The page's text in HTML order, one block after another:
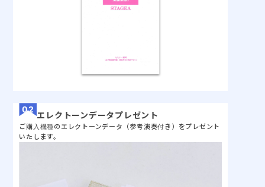
エレクトーンデータプレゼント
ご購入機種のエレクトーンデータ（参考演奏付き）をプレゼント
いたします。